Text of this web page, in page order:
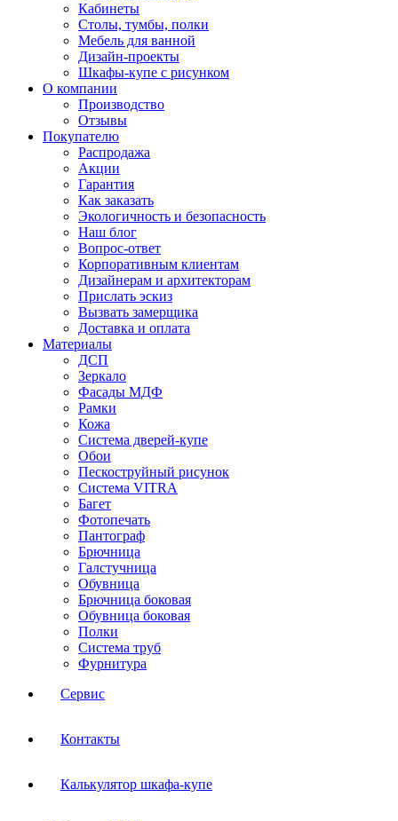
Кабинеты
Столы, тумбы, полки
Мебель для ванной
Дизайн-проекты
Шкафы-купе с рисунком
О компании
Производство
Отзывы
Покупателю
Распродажа
Акции
Гарантия
Как заказать
Экологичность и безопасность
Наш блог
Вопрос-ответ
Корпоративным клиентам
Дизайнерам и архитекторам
Прислать эскиз
Вызвать замерщика
Доставка и оплата
Материалы
ДСП
Зеркало
Фасады МДФ
Рамки
Кожа
Система дверей-купе
Обои
Пескоструйный рисунок
Система VITRA
Багет
Фотопечать
Пантограф
Брючница
Галстучница
Обувница
Брючница боковая
Обувница боковая
Полки
Система труб
Фурнитура
Сервис
Контакты
Калькулятор шкафа-купе